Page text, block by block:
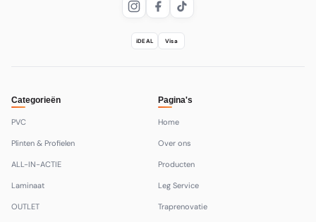
iDEAL Visa
Categorieën
PVC
Plinten & Profielen
ALL-IN-ACTIE
Laminaat
OUTLET
Pagina's
Home
Over ons
Producten
Leg Service
Traprenovatie